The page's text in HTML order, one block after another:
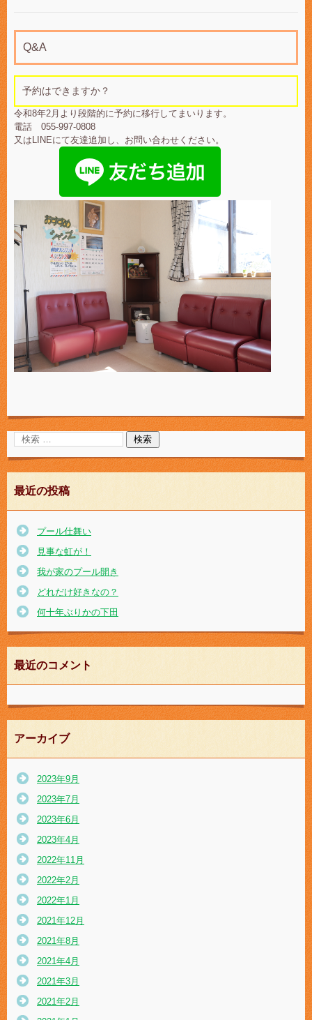
Q&A
予約はできますか？
令和8年2月より段階的に予約に移行してまいります。
電話 055-997-0808
又はLINEにて友達追加し、お問い合わせください。
最近の投稿
プール仕舞い
見事な虹が！
我が家のプール開き
どれだけ好きなの？
何十年ぶりかの下田
最近のコメント
アーカイブ
2023年9月
2023年7月
2023年6月
2023年4月
2022年11月
2022年2月
2022年1月
2021年12月
2021年8月
2021年4月
2021年3月
2021年2月